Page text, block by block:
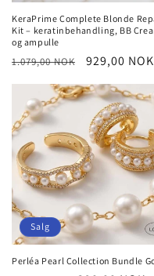
KeraPrime Complete Blonde
Kit – keratinbehandling, BB
og ampulle
Vanlig
pris
1.079,00 NOK Salgspris
929,00 NOK
Salg
Perléa Pearl Collection Bundle